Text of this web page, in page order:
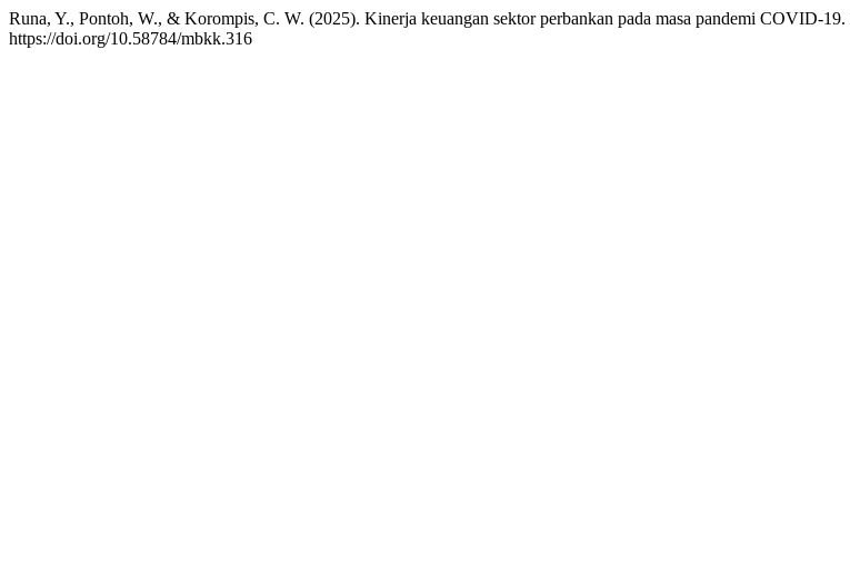
Runa, Y., Pontoh, W., & Korompis, C. W. (2025). Kinerja keuangan sektor perbankan pada masa pandemi COVID-19.
https://doi.org/10.58784/mbkk.316